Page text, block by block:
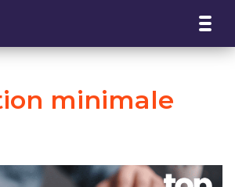
minimale
des cookies